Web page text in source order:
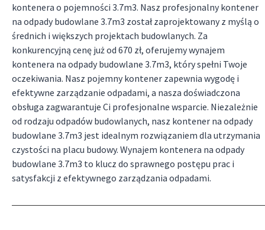
kontenera o pojemności 3.7m3. Nasz profesjonalny kontener
na odpady budowlane 3.7m3 został zaprojektowany z myślą o
średnich i większych projektach budowlanych. Za
konkurencyjną cenę już od 670 zł, oferujemy wynajem
kontenera na odpady budowlane 3.7m3, który spełni Twoje
oczekiwania. Nasz pojemny kontener zapewnia wygodę i
efektywne zarządzanie odpadami, a nasza doświadczona
obsługa zagwarantuje Ci profesjonalne wsparcie. Niezależnie
od rodzaju odpadów budowlanych, nasz kontener na odpady
budowlane 3.7m3 jest idealnym rozwiązaniem dla utrzymania
czystości na placu budowy. Wynajem kontenera na odpady
budowlane 3.7m3 to klucz do sprawnego postępu prac i
satysfakcji z efektywnego zarządzania odpadami.